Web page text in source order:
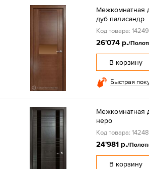
Межкомнатная
дуб палисандр
Код товара:
26'074 р./
В корзину
Быстрая
Межкомнатная
неро
Код товара:
24'981 р./
В корзину